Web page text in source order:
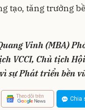
tạo, tăng trưởng
Vinh (MBA)
VCCI, Chủ tịch
sự Phát triển bền
Theo dõi trên Chia